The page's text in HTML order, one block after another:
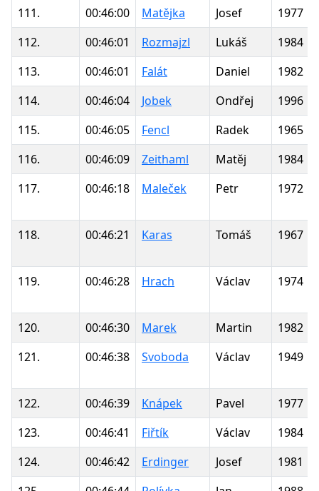
111.
00:46:00 Matějka Josef
1977
112.
00:46:01 Rozmajzl Lukáš
1984
113.
00:46:01 Falát Daniel
1982
114.
00:46:04 Jobek Ondřej
1996
115.
00:46:05 Fencl Radek
1965
116.
00:46:09 Zeithaml Matěj
1984
117.
00:46:18 Maleček Petr 1972
118. 00:46:21 Karas Tomáš 1967
119. 00:46:28 Hrach Václav 1974
120. 00:46:30 Marek Martin
1982
121.
00:46:38 Svoboda Václav 1949
122. 00:46:39 Knápek Pavel
1977
123.
00:46:41 Fiřtík Václav
1984
124.
00:46:42 Erdinger Josef
1981